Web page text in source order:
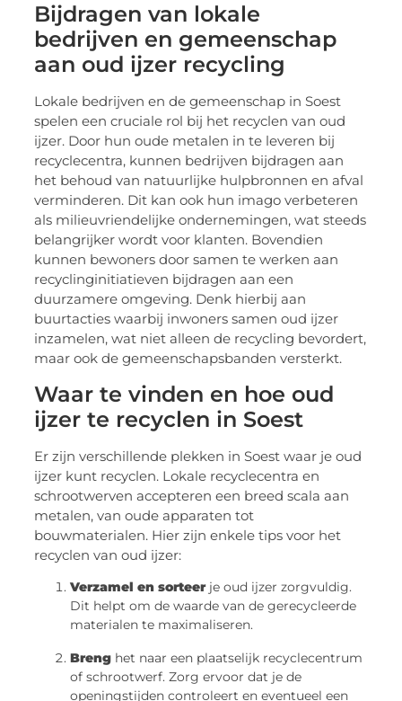
Bijdragen van lokale
bedrijven en gemeenschap
aan oud ijzer recycling
Lokale bedrijven en de gemeenschap in Soest
spelen een cruciale rol bij het recyclen van oud
ijzer. Door hun oude metalen in te leveren bij
recyclecentra, kunnen bedrijven bijdragen aan
het behoud van natuurlijke hulpbronnen en afval
verminderen. Dit kan ook hun imago verbeteren
als milieuvriendelijke ondernemingen, wat steeds
belangrijker wordt voor klanten. Bovendien
kunnen bewoners door samen te werken aan
recyclinginitiatieven bijdragen aan een
duurzamere omgeving. Denk hierbij aan
buurtacties waarbij inwoners samen oud ijzer
inzamelen, wat niet alleen de recycling bevordert,
maar ook de gemeenschapsbanden versterkt.
Waar te vinden en hoe oud
ijzer te recyclen in Soest
Er zijn verschillende plekken in Soest waar je oud
ijzer kunt recyclen. Lokale recyclecentra en
schrootwerven accepteren een breed scala aan
metalen, van oude apparaten tot
bouwmaterialen. Hier zijn enkele tips voor het
recyclen van oud ijzer:
Verzamel en sorteerje oud ijzer zorgvuldig.
Dit helpt om de waarde van de gerecycleerde
materialen te maximaliseren.
Breng het naar een plaatselijk recyclecentrum
of schrootwerf. Zorg ervoor dat je de
openingstijden controleert en eventueel een